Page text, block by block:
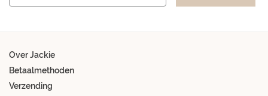
Over Jackie
Betaalmethoden
Verzending